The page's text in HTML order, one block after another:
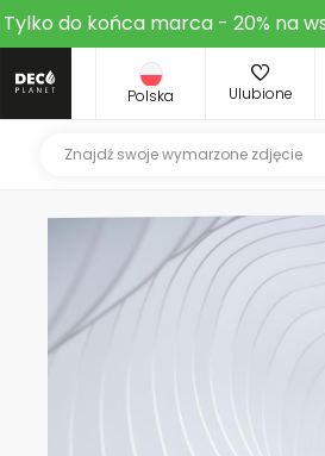
Tylko do końca marca - 20% na
Polska Ulubione